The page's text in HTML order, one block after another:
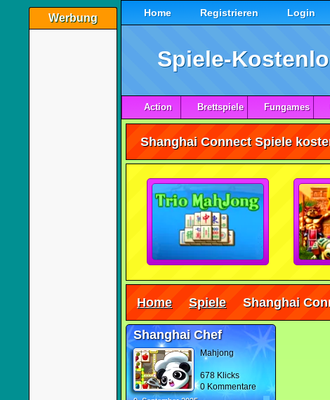
Werbung Home Registrieren Login
Spiele-
Action Brettspiele Fungames
Home Spiele Shanghai
Shanghai Chef
Mahjong
678 Klicks
0 Kommentare